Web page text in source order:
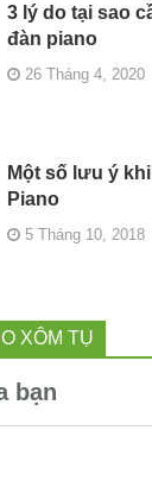
3 lý do tại sao
đàn piano
26 Tháng 4, 2020
Một số lưu ý
Piano
5 Tháng 10, 2018
XÔM TỤ
bạn